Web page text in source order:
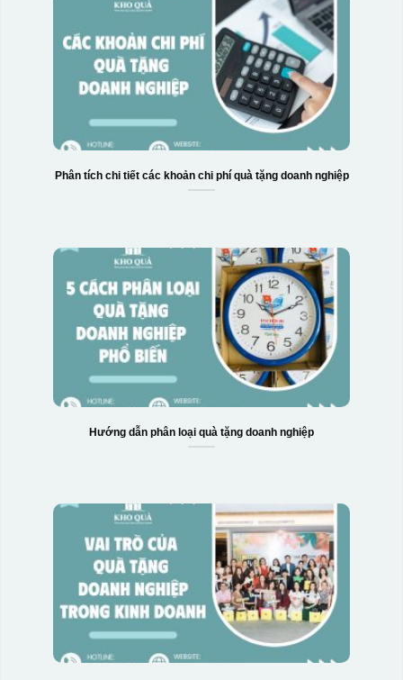
Hộp xi 2 cốc
Phân tích chi tiết các khoản chi phí quà tặng doanh nghiệp
Hướng dẫn phân loại quà tặng doanh nghiệp